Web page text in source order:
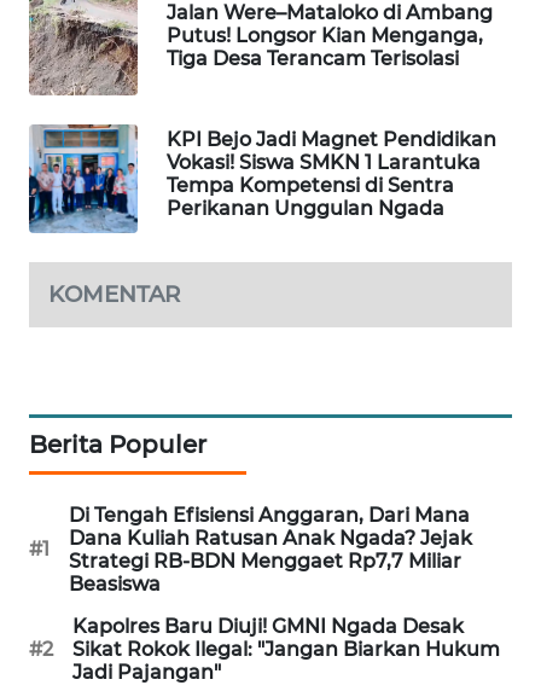
Jalan Were–Mataloko di Ambang
Putus! Longsor Kian Menganga,
Tiga Desa Terancam Terisolasi
KPI Bejo Jadi Magnet Pendidikan
Vokasi! Siswa SMKN 1 Larantuka
Tempa Kompetensi di Sentra
Perikanan Unggulan Ngada
KOMENTAR
Berita Populer
#1
Di Tengah Efisiensi Anggaran, Dari Mana
Dana Kuliah Ratusan Anak Ngada? Jejak
Strategi RB-BDN Menggaet Rp7,7 Miliar
Beasiswa
#2
Kapolres Baru Diuji! GMNI Ngada Desak
Sikat Rokok Ilegal: "Jangan Biarkan Hukum
Jadi Pajangan"
SIBARAGAS
NEWS
SIANTAR
NEWS
METRO
KRT
NEWS
KARING
NEWS
JURNAL
MARITIM